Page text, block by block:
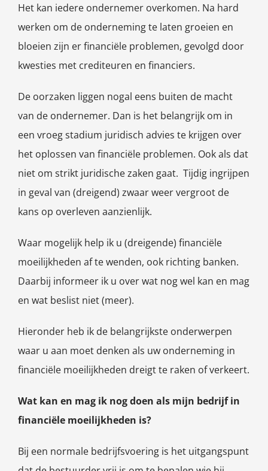
Het kan iedere ondernemer overkomen. Na hard
werken om de onderneming te laten groeien en
bloeien zijn er financiële problemen, gevolgd door
kwesties met crediteuren en financiers.
De oorzaken liggen nogal eens buiten de macht
van de ondernemer. Dan is het belangrijk om in
een vroeg stadium juridisch advies te krijgen over
het oplossen van financiële problemen. Ook als dat
niet om strikt juridische zaken gaat. Tijdig ingrijpen
in geval van (dreigend) zwaar weer vergroot de
kans op overleven aanzienlijk.
Waar mogelijk help ik u (dreigende) financiële
moeilijkheden af te wenden, ook richting banken.
Daarbij informeer ik u over wat nog wel kan en mag
en wat beslist niet (meer).
Hieronder heb ik de belangrijkste onderwerpen
waar u aan moet denken als uw onderneming in
financiële moeilijkheden dreigt te raken of verkeert.
Wat kan en mag ik nog doen als mijn bedrijf in
financiële moeilijkheden is?
Bij een normale bedrijfsvoering is het uitgangspunt